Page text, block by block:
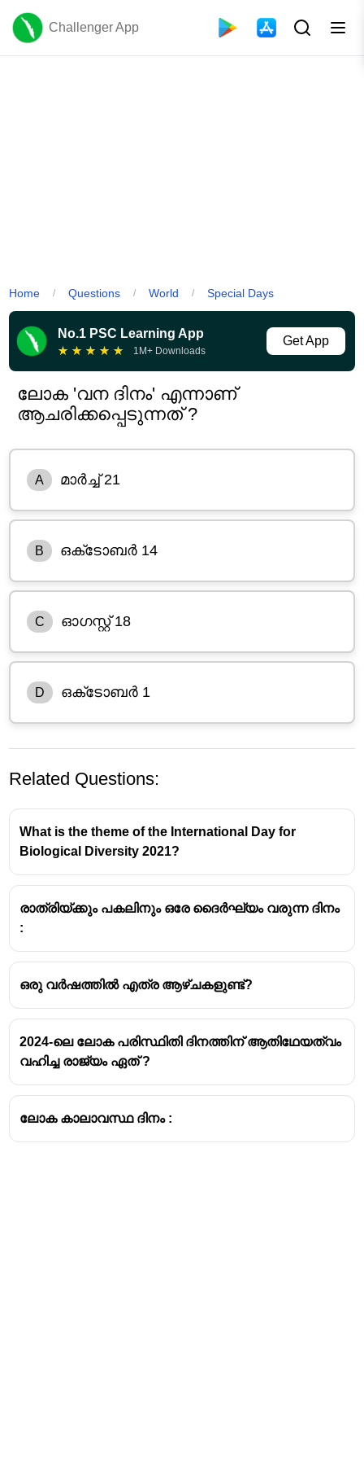
Challenger App
Home / Questions / World / Special Days
No.1 PSC Learning App
★ ★ ★ ★ ★ 1M+ Downloads
Get App
ലോക 'വന ദിനം' എന്നാണ്
ആചരിക്കപ്പെടുന്നത് ?
A മാർച്ച് 21
B ഒക്‌ടോബർ 14
C ഓഗസ്റ്റ് 18
D ഒക്‌ടോബർ 1
എല്ലാ വർഷവുംമാർച്ച് 21-നാണ് ലോക
വനനശീകരണത്തിൽ നിന്നും വനങ്ങളെ
2012 മുതലാണ് ലോക വന ദിനം
ആചരിക്കുവാൻ ഉള്ള തീരുമാനം
2013 മാർച്ച് 21നാണ് ആദ്യമായി വന ദിനം
ആചരിക്കപ്പെട്ടത്.
“വനങ്ങളുടെ പ്രാധാന്യം : നമുക്ക് എങ്ങനെ
Forests and How We Can Protect Them)
എന്താണ് 2022ലെ വന ദിനത്തിൻറെ പ്രമേയം.
Related Questions:
What is the theme of the International Day for
Biological Diversity 2021?
രാത്രിയ്ക്കും പകലിനും ഒരേ ദൈർഘ്യം വരുന്ന ദിനം
:
ഒരു വർഷത്തിൽ എത്ര ആഴ്ചകളുണ്ട്?
2024-ലെ ലോക പരിസ്ഥിതി ദിനത്തിന് ആതിഥേയത്വം
വഹിച്ച രാജ്യം ഏത് ?
ലോക കാലാവസ്ഥ ദിനം :